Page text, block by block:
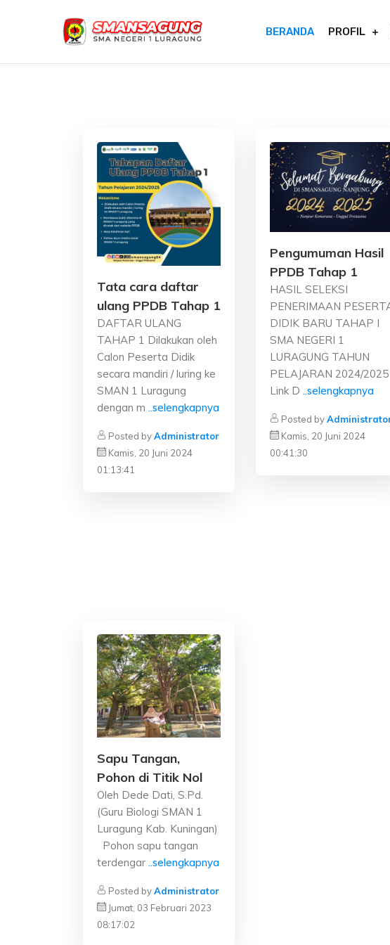
BERANDA PROFIL
Tata cara daftar
ulang PPDB Tahap 1
DAFTAR ULANG
TAHAP 1 Dilakukan oleh
Calon Peserta Didik
secara mandiri / luring ke
SMAN 1 Luragung
dengan m ..selengkapnya
Posted byAdministrator
Kamis, 20 Juni 2024
01:13:41
Pengumuman Hasil
PPDB Tahap 1
HASIL SELEKSI
PENERIMAAN
DIDIK BARU TAHAP I
SMA NEGERI 1
LURAGUNG TAHUN
PELAJARAN 2024/2025
Link D ..selengkapnya
Posted by
Kamis, 20 Juni 2024
00:41:30
Sapu Tangan,
Pohon di Titik Nol
Oleh Dede Dati, S.Pd.
(Guru Biologi SMAN 1
Luragung Kab. Kuningan)
Pohon sapu tangan
terdengar ..selengkapnya
Posted byAdministrator
Jumat, 03 Februari 2023
08:17:02